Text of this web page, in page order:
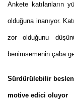
Ankete katılanların
olduğuna inanıyor.
zor olduğunu
benimsemenin çaba
Sürdürülebilir
motive edici oluyor